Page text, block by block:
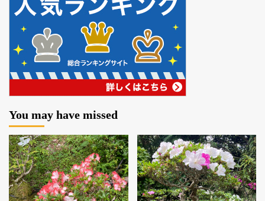
You may have missed